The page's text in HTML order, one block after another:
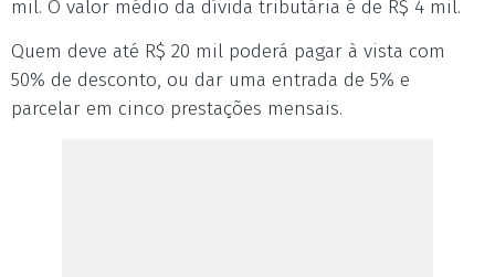
mil. O valor médio da dívida tributária é de R$ 4 mil.
Quem deve até R$ 20 mil poderá pagar à vista com
50% de desconto, ou dar uma entrada de 5% e
parcelar em cinco prestações mensais.